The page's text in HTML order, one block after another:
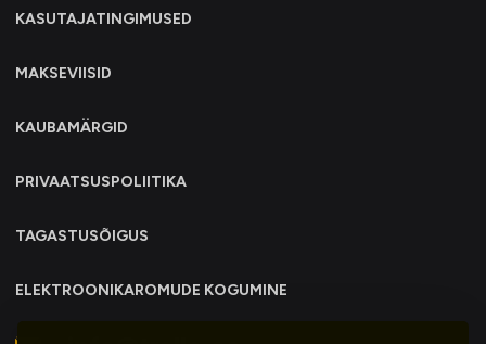
KASUTAJATINGIMUSED
MAKSEVIISID
KAUBAMÄRGID
PRIVAATSUSPOLIITIKA
TAGASTUSÕIGUS
ELEKTROONIKAROMUDE KOGUMINE